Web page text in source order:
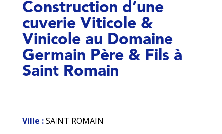
Construction d’une
cuverie Viticole &
Vinicole au Domaine
Germain Père & Fils à
Saint Romain
Ville :SAINT ROMAIN